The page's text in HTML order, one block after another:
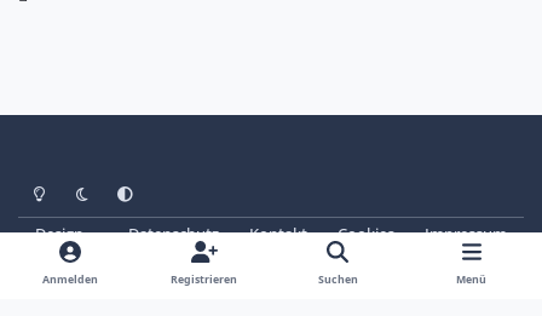
Heller ModusDunkler Modus
Systemeinstellung
Design Datenschutz Kontakt Cookies
Impressum
© Copyright 2025 - SAABoteure e. V.
Powered by Invision Community
Anmelden Registrieren Suchen Menü